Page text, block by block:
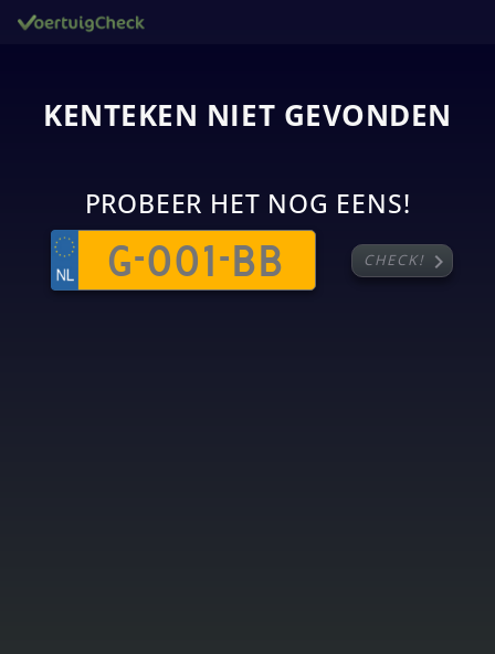
KENTEKEN NIET GEVONDEN
PROBEER HET NOG EENS!
CHECK! chevron_right